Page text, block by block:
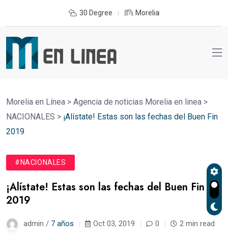
30 Degree Morelia
Morelia en Línea > Agencia de noticias Morelia en linea >
NACIONALES > ¡Alístate! Estas son las fechas del Buen Fin
2019
#NACIONALES
¡Alístate! Estas son las fechas del Buen Fin
2019
admin / 7 años Oct 03, 2019 0 2 min read